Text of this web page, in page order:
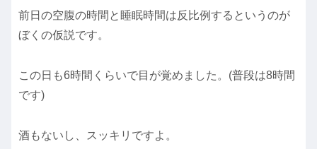
前日の空腹の時間と睡眠時間は反比例するというのが
ぼくの仮説です。
この日も6時間くらいで目が覚めました。(普段は8時間
です)
酒もないし、スッキリですよ。